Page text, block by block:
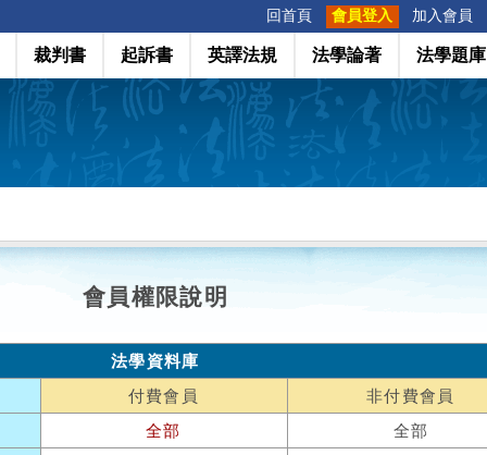
回首頁 會員登入 加入會員
裁判書 起訴書 英譯法規 法學論著 法學題庫
會員權限說明
法學資料庫
付費會員
非付費會員
全部 全部